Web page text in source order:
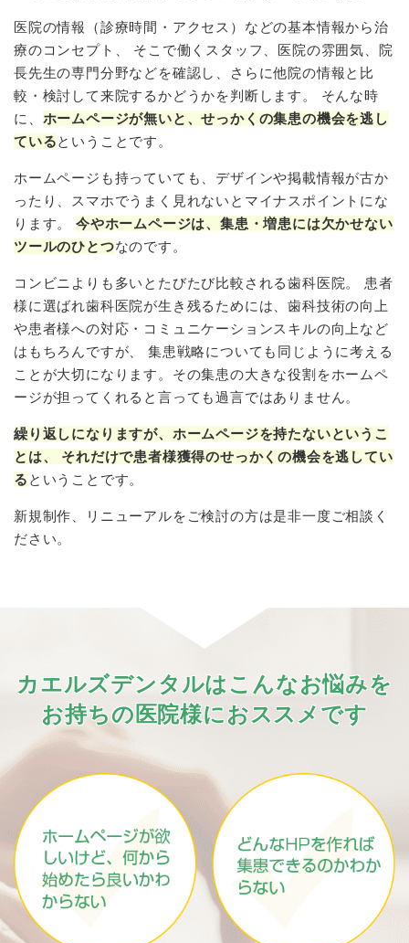
医院の情報（診療時間・アクセス）などの基本情報から治
療のコンセプト、
そこで働くスタッフ、医院の雰囲気、院
長先生の専門分野などを確認し、さらに他院の情報と比
較・検討して来院するかどうかを判断します。
そんな時
に、 ホームページが無いと、せっかくの集患の機会を逃し
ているということです。
ホームページも持っていても、デザインや掲載情報が古か
ったり、スマホでうまく見れないとマイナスポイントにな
ります。
今やホームページは、集患・増患には欠かせない
ツールのひとつなのです。
コンビニよりも多いとたびたび比較される歯科医院。
患者
様に選ばれ歯科医院が生き残るためには、歯科技術の向上
や患者様への対応・コミュニケーションスキルの向上など
はもちろんですが、
集患戦略についても同じように考える
ことが大切になります。その集患の大きな役割をホームペ
ージが担ってくれると言っても過言ではありません。
繰り返しになりますが、ホームページを持たないというこ
とは、
それだけで患者様獲得のせっかくの機会を逃してい
る ということです。
新規制作、リニューアルをご検討の方は是非一度ご相談く
ださい。
カエルズデンタルはこんなお悩みを
お持ちの医院様におススメです